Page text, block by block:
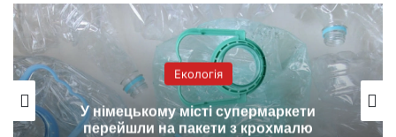
Екологія
У німецькому місті супермаркети
перейшли на пакети з крохмалю